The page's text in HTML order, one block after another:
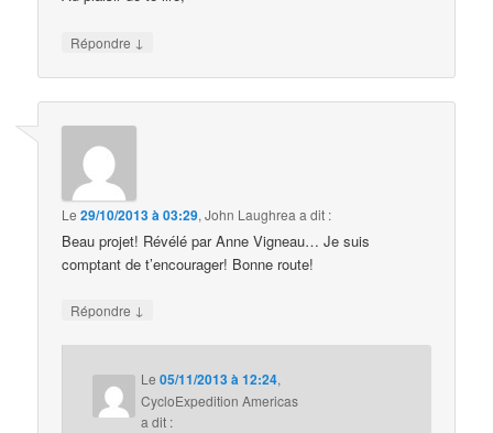
Répondre ↓
Le29/10/2013 à 03:29,John Laughrea a dit :
Beau projet! Révélé par Anne Vigneau… Je suis
comptant de t’encourager! Bonne route!
Répondre ↓
Le05/11/2013 à 12:24,
CycloExpedition Americas
a dit :